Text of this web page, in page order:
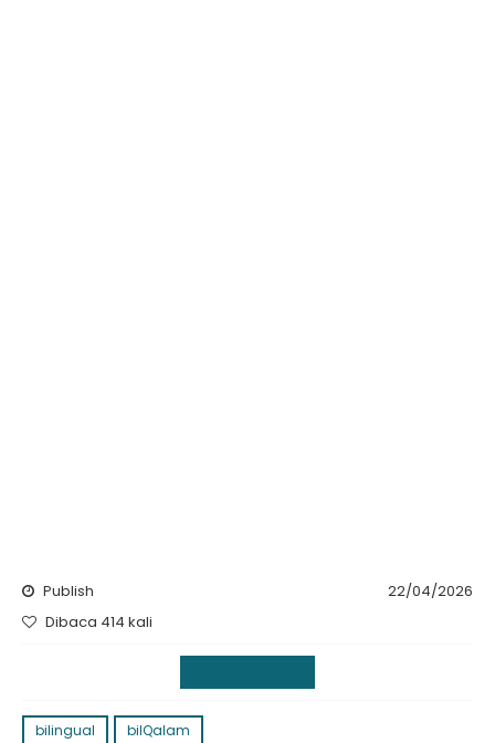
Publish
22/04/2026
Dibaca 414 kali
bilingual bilQalam